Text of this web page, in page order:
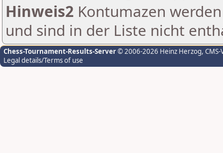
Hinweis2 Kontumazen
und sind in der Liste nicht
Chess-Tournament-Results-Server© 2006-2026 Heinz Herzog,
Legal details/Terms of use